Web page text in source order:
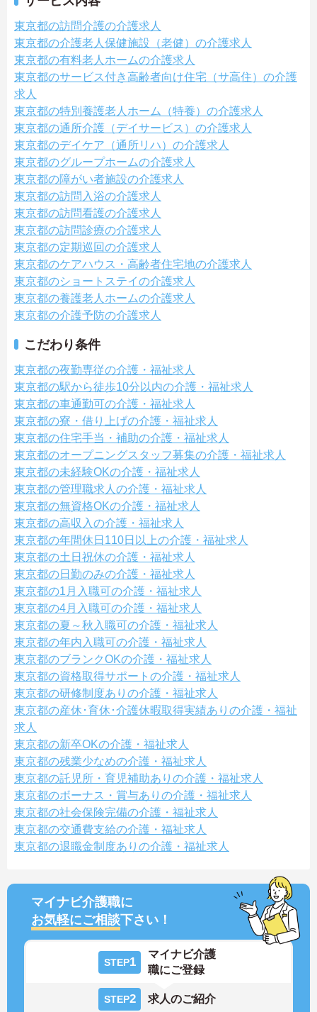
東京都の訪問介護の介護求人
東京都の介護老人保健施設（老健）の介護求人
東京都の有料老人ホームの介護求人
東京都のサービス付き高齢者向け住宅（サ高住）の介護
求人
東京都の特別養護老人ホーム（特養）の介護求人
東京都の通所介護（デイサービス）の介護求人
東京都のデイケア（通所リハ）の介護求人
東京都のグループホームの介護求人
東京都の障がい者施設の介護求人
東京都の訪問入浴の介護求人
東京都の訪問看護の介護求人
東京都の訪問診療の介護求人
東京都の定期巡回の介護求人
東京都のケアハウス・高齢者住宅地の介護求人
東京都のショートステイの介護求人
東京都の養護老人ホームの介護求人
東京都の介護予防の介護求人
こだわり条件
東京都の夜勤専従の介護・福祉求人
東京都の駅から徒歩10分以内の介護・福祉求人
東京都の車通勤可の介護・福祉求人
東京都の寮・借り上げの介護・福祉求人
東京都の住宅手当・補助の介護・福祉求人
東京都のオープニングスタッフ募集の介護・福祉求人
東京都の未経験OKの介護・福祉求人
東京都の管理職求人の介護・福祉求人
東京都の無資格OKの介護・福祉求人
東京都の高収入の介護・福祉求人
東京都の年間休日110日以上の介護・福祉求人
東京都の土日祝休の介護・福祉求人
東京都の日勤のみの介護・福祉求人
東京都の1月入職可の介護・福祉求人
東京都の4月入職可の介護・福祉求人
東京都の夏～秋入職可の介護・福祉求人
東京都の年内入職可の介護・福祉求人
東京都のブランクOKの介護・福祉求人
東京都の資格取得サポートの介護・福祉求人
東京都の研修制度ありの介護・福祉求人
東京都の産休･育休･介護休暇取得実績ありの介護・福祉
求人
東京都の新卒OKの介護・福祉求人
東京都の残業少なめの介護・福祉求人
東京都の託児所・育児補助ありの介護・福祉求人
東京都のボーナス・賞与ありの介護・福祉求人
東京都の社会保険完備の介護・福祉求人
東京都の交通費支給の介護・福祉求人
東京都の退職金制度ありの介護・福祉求人
マイナビ介護職に
お気軽にご相談下さい！
STEP1
マイナビ介護
職にご登録
STEP2 求人のご紹介